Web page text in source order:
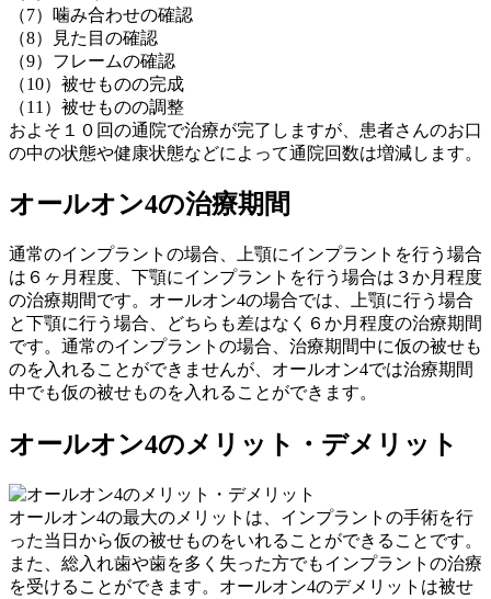
（7）噛み合わせの確認
（8）見た目の確認
（9）フレームの確認
（10）被せものの完成
（11）被せものの調整
およそ１０回の通院で治療が完了しますが、患者さんのお口
の中の状態や健康状態などによって通院回数は増減します。
オールオン4の治療期間
通常のインプラントの場合、上顎にインプラントを行う場合
は６ヶ月程度、下顎にインプラントを行う場合は３か月程度
の治療期間です。オールオン4の場合では、上顎に行う場合
と下顎に行う場合、どちらも差はなく６か月程度の治療期間
です。通常のインプラントの場合、治療期間中に仮の被せも
のを入れることができませんが、オールオン4では治療期間
中でも仮の被せものを入れることができます。
オールオン4のメリット・デメリット
オールオン4の最大のメリットは、インプラントの手術を行
った当日から仮の被せものをいれることができることです。
また、総入れ歯や歯を多く失った方でもインプラントの治療
を受けることができます。オールオン4のデメリットは被せ